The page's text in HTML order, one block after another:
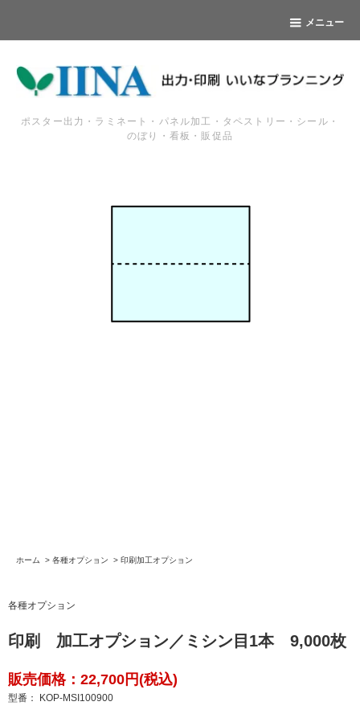
メニュー
ポスター出力・ラミネート・パネル加工・タペストリー・シール・
のぼり・看板・販促品
ホーム > 各種オプション > 印刷加工オプション
各種オプション
印刷 加工オプション／ミシン目1本 9,000枚
販売価格：22,700円(税込)
型番： KOP-MSI100900